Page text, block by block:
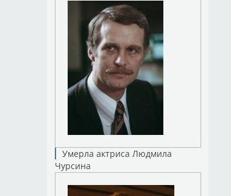
Умерла актриса Людмила
Чурсина